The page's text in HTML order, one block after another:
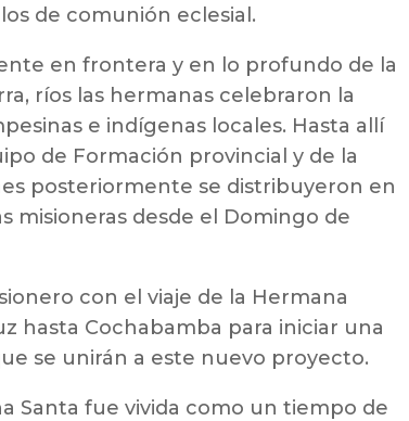
de comunión eclesial.
en frontera y en lo profundo de la
ríos las hermanas celebraron la
e indígenas locales. Hasta allí
de Formación provincial y de la
posteriormente se distribuyeron en
misioneras desde el Domingo de
con el viaje de la Hermana
hasta Cochabamba para iniciar una
se unirán a este nuevo proyecto.
Santa fue vivida como un tiempo de